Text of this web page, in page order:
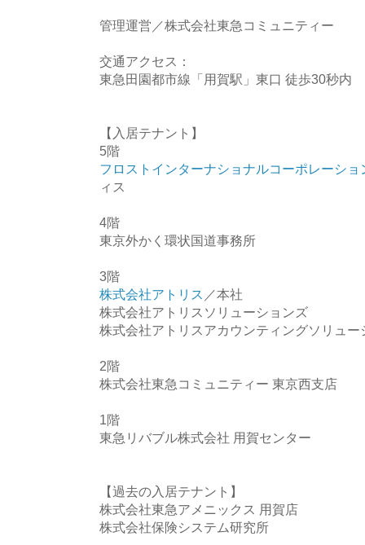
管理運営／株式会社東急コミュニティー
交通アクセス：
東急田園都市線「用賀駅」東口 徒歩30秒内
【入居テナント】
5階
フロストインターナショナルコーポレーショ
ィス
4階
東京外かく環状国道事務所
3階
株式会社アトリス ／本社
株式会社アトリスソリューションズ
株式会社アトリスアカウンティングソリュー
2階
株式会社東急コミュニティー 東京西支店
1階
東急リバブル株式会社 用賀センター
【過去の入居テナント】
株式会社東急アメニックス 用賀店
株式会社保険システム研究所